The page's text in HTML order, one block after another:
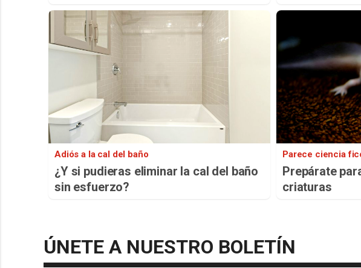
Adiós a la cal del baño
¿Y si pudieras eliminar la cal del baño
sin esfuerzo?
Parece ciencia
Prepárate
criaturas
ÚNETE A NUESTRO BOLETÍN